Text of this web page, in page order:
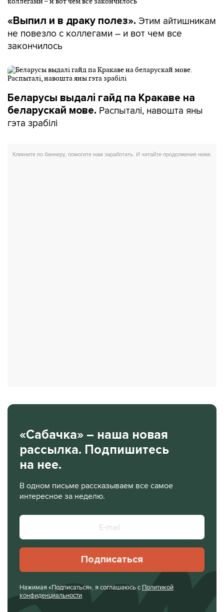
«Выпил и в драку полез». Этим айтишникам
не повезло с коллегами – и вот чем все
закончилось
Беларусы выдалі гайд па Кракаве на
беларускай мове. Распыталі, навошта яны
гэта зрабілі
«Сабачка» – наша новая
рассылка. Подпишитесь
на нее.
В одном письме рассказываем все самое
интересное за неделю.
Подписаться
Нажимая «Подписаться», я соглашаюсь с Политикой
конфиденциальности.